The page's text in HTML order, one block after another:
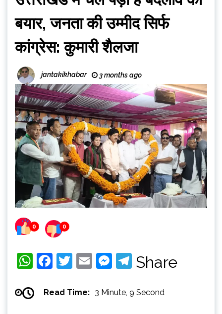
बयार, जनता की उम्मीद सिर्फ
कांग्रेस: कुमारी शैलजा
jantakikhabar 3 months ago
0 0
WhatsApp
Facebook
Twitter
EmailMessenger
Telegram
Share
Read Time: 3 Minute, 9 Second